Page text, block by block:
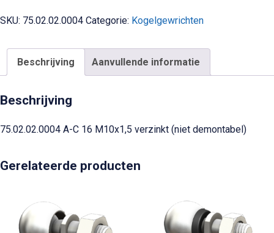
SKU: 75.02.02.0004 Categorie: Kogelgewrichten
Beschrijving Aanvullende informatie
Beschrijving
75.02.02.0004 A-C 16 M10x1,5 verzinkt (niet demontabel)
Gerelateerde producten